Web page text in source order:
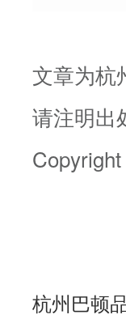
文章为杭
请注明出
杭州巴顿